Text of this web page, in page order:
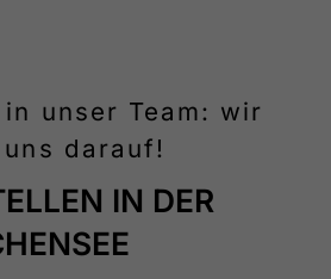
in unser Team: wir
darauf!
IN DER